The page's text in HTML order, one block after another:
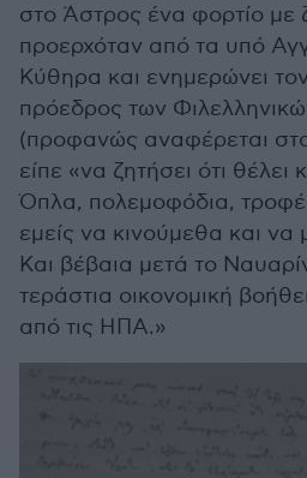
στο Άστρος ένα φορτίο με
προερχόταν από τα υπό
Κύθηρα και ενημερώνει
πρόεδρος των
(προφανώς αναφέρεται
είπε «να ζητήσει ότι θέλει
Όπλα, πολεμοφόδια,
εμείς να κινούμεθα και να
Και βέβαια μετά το
τεράστια οικονομική
από τις ΗΠΑ.»